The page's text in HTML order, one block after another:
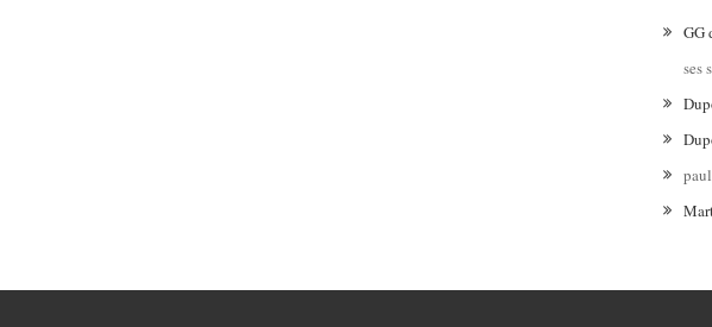
GG
ses
paul